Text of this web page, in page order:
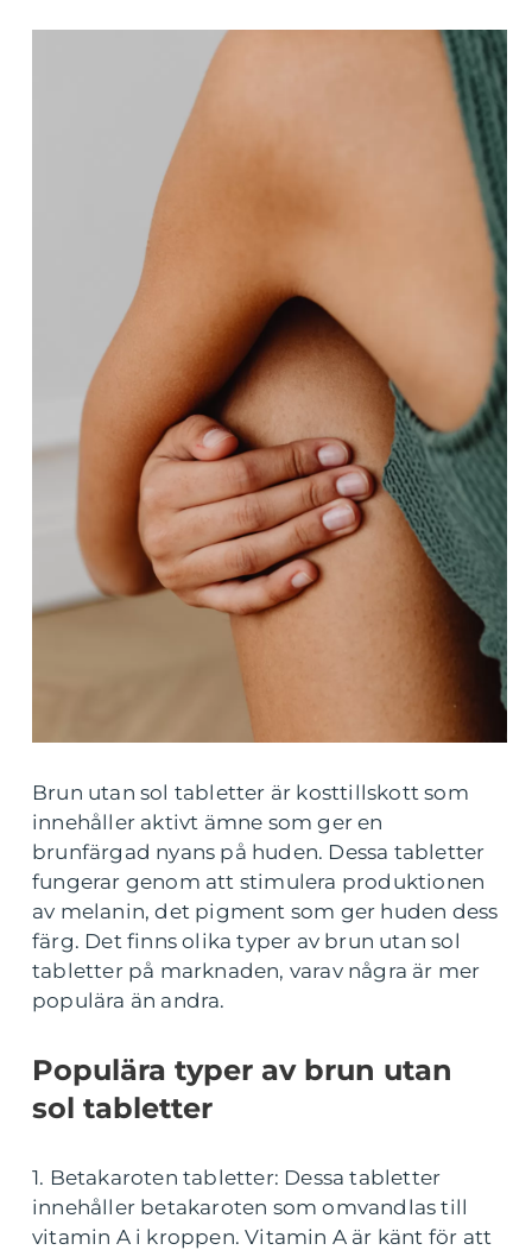
Brun utan sol tabletter är kosttillskott som
innehåller aktivt ämne som ger en
brunfärgad nyans på huden. Dessa tabletter
fungerar genom att stimulera produktionen
av melanin, det pigment som ger huden dess
färg. Det finns olika typer av brun utan sol
tabletter på marknaden, varav några är mer
populära än andra.
Populära typer av brun utan
sol tabletter
1. Betakaroten tabletter: Dessa tabletter
innehåller betakaroten som omvandlas till
vitamin A i kroppen. Vitamin A är känt för att